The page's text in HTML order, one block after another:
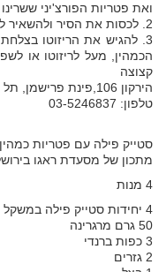
ואת פטריות הפורצ'יני ששרינו .
2. לכסות את הסיר ולהשאיר למשך מספר דקות .
3. להגיש את הריזוטו
הכמהין, מעל לריזוטו או
קצוצה
הירקון 106,פינת פרישמן, תל אביב
טלפון: 03-5246837
סטייק פילה עם פטריות כמהין
מתכון של מסעדת ראגו
4 מנות
4 יחידות סטייק פילה במשקל 200-250 גרם.
50 גרם מרגרינה
3 כפות ברנדי
2 גזרים